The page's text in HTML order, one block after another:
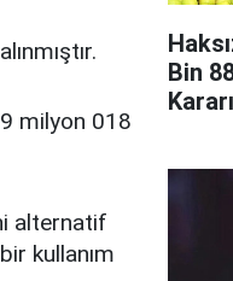
milyon 018
alternatif
kullanım
Bin
Kararı